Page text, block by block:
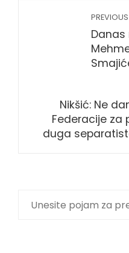
Nikšić: Ne
Federacije za
duga